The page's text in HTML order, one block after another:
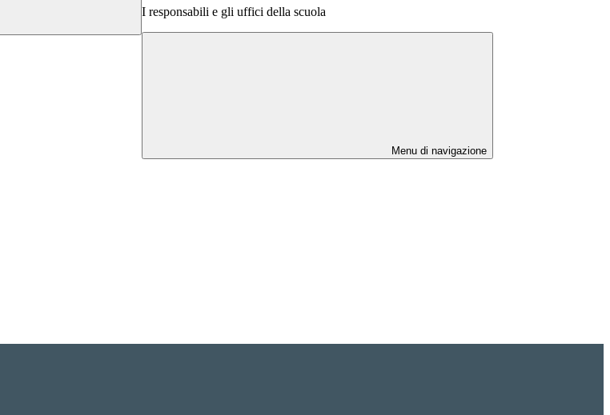
I responsabili e gli uffici della scuola
Menu di navigazione